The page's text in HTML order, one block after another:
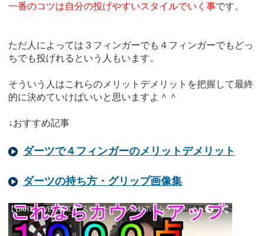
一番のコツは自分の投げやすいスタイルでいく事です。
ただ人によっては３フィンガーでも４フィンガーでもどっ
ちでも投げれるという人もいます。
そういう人はこれらのメリットデメリットを把握して最終
的に決めていけばいいと思いますよ＾＾
↓おすすめ記事
ダーツで４フィンガーのメリットデメリット
ダーツの持ち方・グリップ画像集